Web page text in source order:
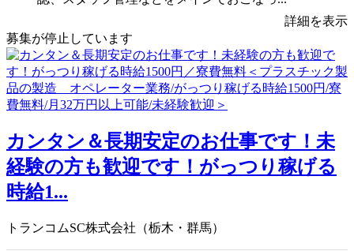
詳細を表示
募集が停止しています
カンタン＆長期安定のお仕事です！未
経験の方も歓迎です！がっつり稼げる
時給1...
トランコムSC株式会社（栃木・群馬）